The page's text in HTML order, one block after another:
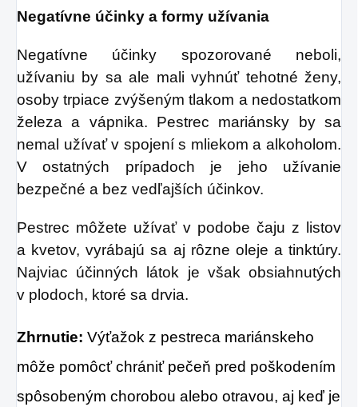
Negatívne účinky a formy užívania
Negatívne účinky spozorované neboli,
užívaniu by sa ale mali vyhnúť tehotné ženy,
osoby trpiace zvýšeným tlakom a nedostatkom
železa a vápnika. Pestrec mariánsky by sa
nemal užívať v spojení s mliekom a alkoholom.
V ostatných prípadoch je jeho užívanie
bezpečné a bez vedľajších účinkov.
Pestrec môžete užívať v podobe čaju z listov
a kvetov, vyrábajú sa aj rôzne oleje a tinktúry.
Najviac účinných látok je však obsiahnutých
v plodoch, ktoré sa drvia.
Zhrnutie: Výťažok z pestreca mariánskeho
môže pomôcť chrániť pečeň pred poškodením
spôsobeným chorobou alebo otravou, aj keď je